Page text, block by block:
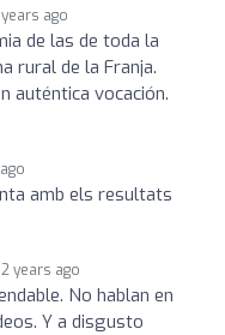
ago
de las de toda la
rural de la Franja.
auténtica vocación.
amb els resultats
2 years ago
No hablan en
Y a disgusto